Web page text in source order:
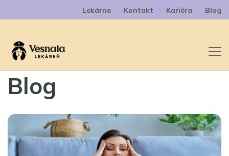
Lekárne Kontakt Kariéra Blog
Blog